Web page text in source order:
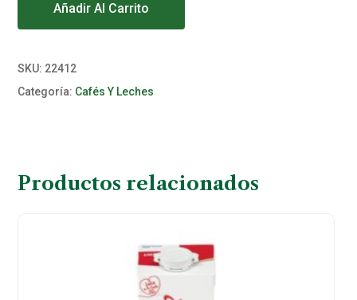
Añadir Al Carrito
SKU: 22412
Categoría: Cafés Y Leches
Productos relacionados